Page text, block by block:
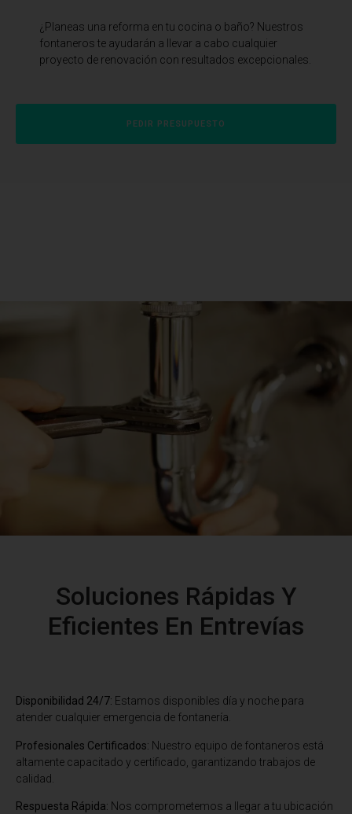
¿Planeas una reforma en tu cocina o baño? Nuestros
fontaneros te ayudarán a llevar a cabo cualquier
proyecto de renovación con resultados excepcionales.
PEDIR PRESUPUESTO
Soluciones Rápidas Y
Eficientes En Entrevías
Disponibilidad 24/7: Estamos disponibles día y noche para
atender cualquier emergencia de fontanería.
Profesionales Certificados: Nuestro equipo de fontaneros está
altamente capacitado y certificado, garantizando trabajos de
calidad.
Respuesta Rápida: Nos comprometemos a llegar a tu ubicación